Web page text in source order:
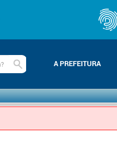
A PREFEITURA